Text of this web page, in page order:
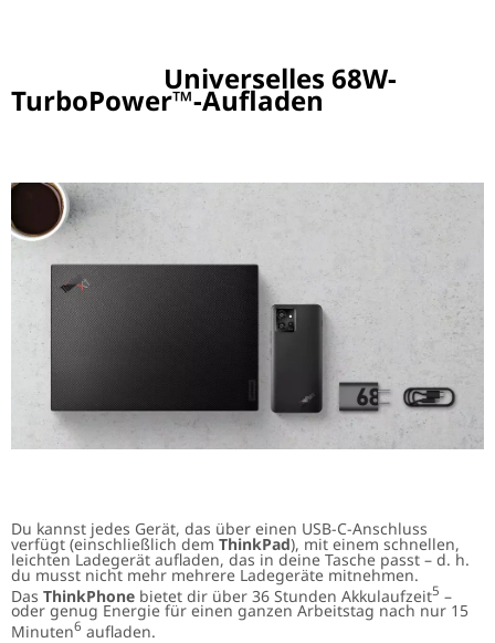
Universelles 68W-
TurboPower™-Aufladen
Du kannst jedes Gerät, das über einen USB-C-Anschluss
verfügt (einschließlich dem ThinkPad), mit einem schnellen,
leichten Ladegerät aufladen, das in deine Tasche passt – d. h.
du musst nicht mehr mehrere Ladegeräte mitnehmen.
Das ThinkPhone bietet dir über 36 Stunden Akkulaufzeit5 –
oder genug Energie für einen ganzen Arbeitstag nach nur 15
Minuten6 aufladen.